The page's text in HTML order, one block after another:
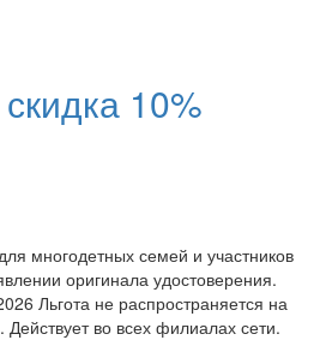
10%
многодетных семей и участников
оригинала удостоверения.
Льгота не распространяется на
Действует во всех филиалах сети.